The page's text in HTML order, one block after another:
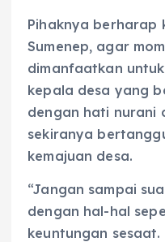
Pihaknya berharap
Sumenep, agar
dimanfaatkan
kepala desa yang
dengan hati nurani
sekiranya
kemajuan desa.
“Jangan sampai
dengan hal-hal
keuntungan